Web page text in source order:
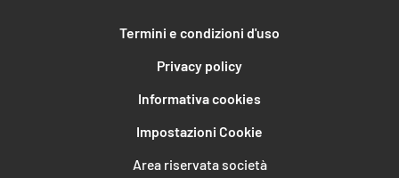
Termini e condizioni d'uso
Privacy policy
Informativa cookies
Impostazioni Cookie
Area riservata società